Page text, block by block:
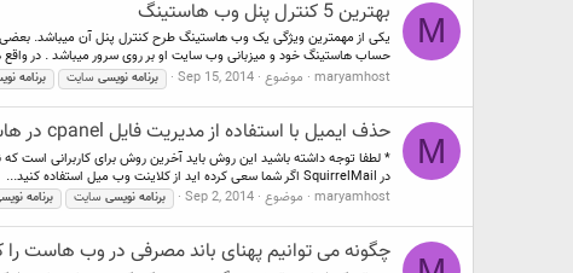
M بهترین 5 کنترل پنل وب هاستینگ
یکی از مهمترین ویژگی یک وب هاستینگ طرح کنترل پنل آن میباشد.
حساب هاستینگ خود و میزبانی وب سایت او بر روی سرور میباشد . در واقع
maryamhost موضوع Sep 15, 2014 برنامه نویسی سایت برنامه
M حذف ایمیل با استفاده از مدیریت فایل cpanel در هاست
در SquirrelMail اگر شما سعی کرده اید از کلاینت وب میل استفاده کنید...
maryamhost موضوع Sep 2, 2014 برنامه نویسی سایت برنامه
چگونه می توانیم پهنای باند مصرفی در وب هاست